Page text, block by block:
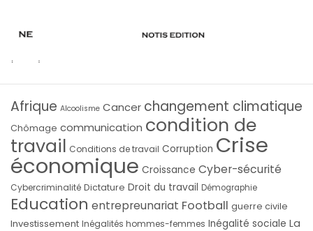
Afrique Alcoolisme Cancer changement climatique
Chômage communication condition de
travail Conditions de travail Corruption Crise
économique Croissance Cyber-sécurité
Cybercriminalité Dictature Droit du travail Démographie
Education entrepreunariat Football guerre civile
Investissement Inégalités hommes-femmes Inégalité sociale La